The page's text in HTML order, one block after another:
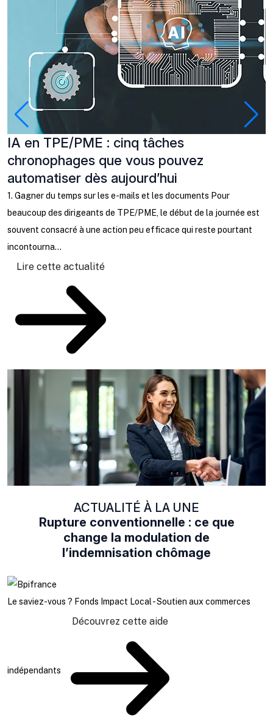
IA en TPE/PME : cinq tâches
chronophages que vous pouvez
automatiser dès aujourd’hui
1. Gagner du temps sur les e-mails et les documents Pour
beaucoup des dirigeants de TPE/PME, le début de la journée est
souvent consacré à une action peu efficace qui reste pourtant
incontourna...
Lire cette actualité
ACTUALITÉ À LA UNE
Rupture conventionnelle : ce que
change la modulation de
l’indemnisation chômage
Le saviez-vous ? Fonds Impact Local - Soutien aux commerces
indépendants
Découvrez cette aide